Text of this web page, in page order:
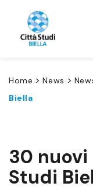
Home >News >
Biella
30
Studi